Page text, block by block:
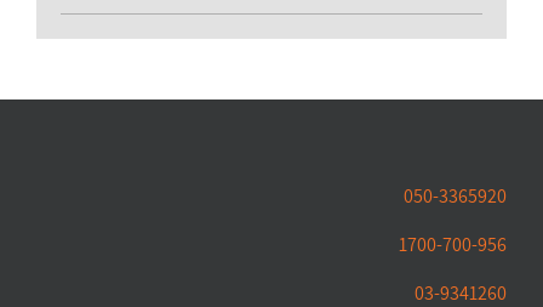
050-3365920
1700-700-956
03-9341260